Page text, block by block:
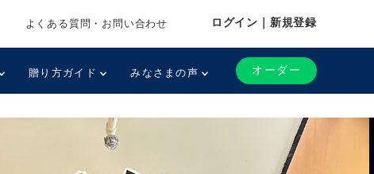
よくある質問・お問い合わせ ログイン｜新規登録
贈り方ガイド みなさまの声 オーダー